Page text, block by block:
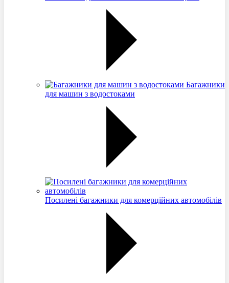
Багажники
для машин з водостоками
Посилені багажники для комерційних автомобілів